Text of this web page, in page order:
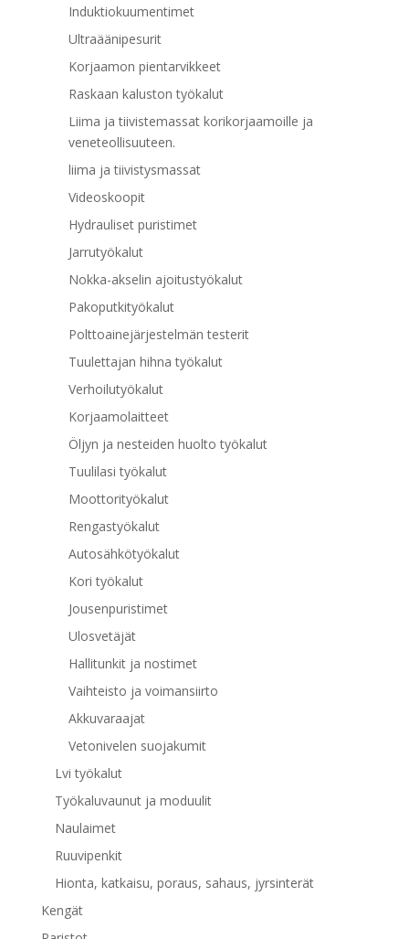
Induktiokuumentimet
Ultraäänipesurit
Korjaamon pientarvikkeet
Raskaan kaluston työkalut
Liima ja tiivistemassat korikorjaamoille ja
veneteollisuuteen.
liima ja tiivistysmassat
Videoskoopit
Hydrauliset puristimet
Jarrutyökalut
Nokka-akselin ajoitustyökalut
Pakoputkityökalut
Polttoainejärjestelmän testerit
Tuulettajan hihna työkalut
Verhoilutyökalut
Korjaamolaitteet
Öljyn ja nesteiden huolto työkalut
Tuulilasi työkalut
Moottorityökalut
Rengastyökalut
Autosähkötyökalut
Kori työkalut
Jousenpuristimet
Ulosvetäjät
Hallitunkit ja nostimet
Vaihteisto ja voimansiirto
Akkuvaraajat
Vetonivelen suojakumit
Lvi työkalut
Työkaluvaunut ja moduulit
Naulaimet
Ruuvipenkit
Hionta, katkaisu, poraus, sahaus, jyrsinterät
Kengät